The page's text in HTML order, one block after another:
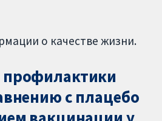
о качестве жизни.
с плацебо